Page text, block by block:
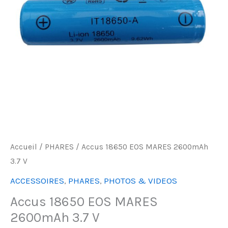
Accueil / PHARES / Accus 18650 EOS MARES 2600mAh
3.7 V
ACCESSOIRES, PHARES, PHOTOS & VIDEOS
Accus 18650 EOS MARES
2600mAh 3.7 V